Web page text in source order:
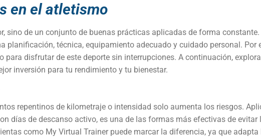
en el atletismo
sino de un conjunto de buenas prácticas aplicadas de forma
planificación, técnica, equipamiento adecuado y cuidado personal. Por
disfrutar de este deporte sin interrupciones. A continuación,
inversión para tu rendimiento y tu bienestar.
repentinos de kilometraje o intensidad solo aumenta los riesgos.
días de descanso activo, es una de las formas más efectivas de evitar
como My Virtual Trainer puede marcar la diferencia, ya que